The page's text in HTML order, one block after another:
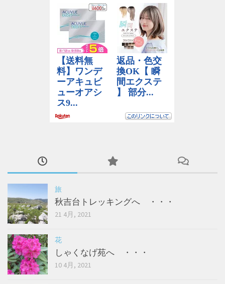
旅
秋吉台トレッキングへ ・・・
21 4月, 2021
花
しゃくなげ苑へ ・・・
10 4月, 2021